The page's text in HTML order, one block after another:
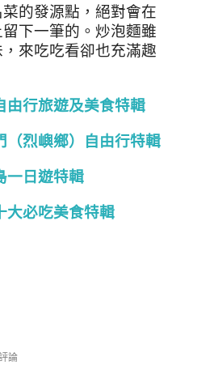
的發源點，絕對會在
下一筆的。炒泡麵雖
來吃吃看卻也充滿趣
由行旅遊及美食特輯
（烈嶼鄉）自由行特輯
一日遊特輯
大必吃美食特輯
論